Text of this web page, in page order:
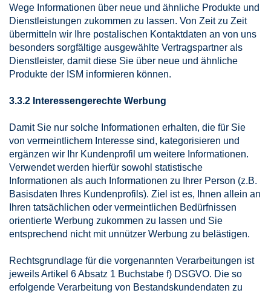
Wege Informationen über neue und ähnliche Produkte und
Dienstleistungen zukommen zu lassen. Von Zeit zu Zeit
übermitteln wir Ihre postalischen Kontaktdaten an von uns
besonders sorgfältige ausgewählte Vertragspartner als
Dienstleister, damit diese Sie über neue und ähnliche
Produkte der ISM informieren können.
3.3.2 Interessengerechte Werbung
Damit Sie nur solche Informationen erhalten, die für Sie
von vermeintlichem Interesse sind, kategorisieren und
ergänzen wir Ihr Kundenprofil um weitere Informationen.
Verwendet werden hierfür sowohl statistische
Informationen als auch Informationen zu Ihrer Person (z.B.
Basisdaten Ihres Kundenprofils). Ziel ist es, Ihnen allein an
Ihren tatsächlichen oder vermeintlichen Bedürfnissen
orientierte Werbung zukommen zu lassen und Sie
entsprechend nicht mit unnützer Werbung zu belästigen.
Rechtsgrundlage für die vorgenannten Verarbeitungen ist
jeweils Artikel 6 Absatz 1 Buchstabe f) DSGVO. Die so
erfolgende Verarbeitung von Bestandskundendaten zu